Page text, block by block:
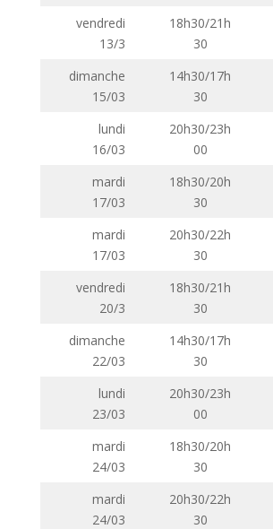
vendredi
13/3
18h30/21h
30
dimanche
15/03
14h30/17h
30
lundi
16/03
20h30/23h
00
mardi
17/03
18h30/20h
30
mardi
17/03
20h30/22h
30
vendredi
20/3
18h30/21h
30
dimanche
22/03
14h30/17h
30
lundi
23/03
20h30/23h
00
mardi
24/03
18h30/20h
30
mardi
24/03
20h30/22h
30